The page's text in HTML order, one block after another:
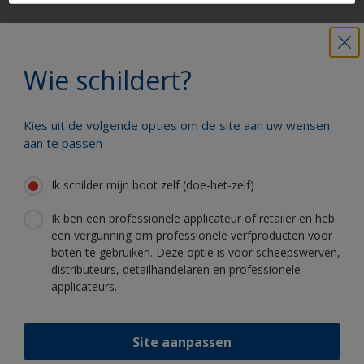
Wie schildert?
Kies uit de volgende opties om de site aan uw wensen
aan te passen
Ik schilder mijn boot zelf (doe-het-zelf)
Ik ben een professionele applicateur of retailer en heb
een vergunning om professionele verfproducten voor
boten te gebruiken. Deze optie is voor scheepswerven,
distributeurs, detailhandelaren en professionele
applicateurs.
Site aanpassen
Profiteer van onze non-stop innovatie
Volg International: